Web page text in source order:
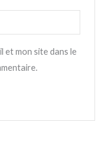
et mon site dans le